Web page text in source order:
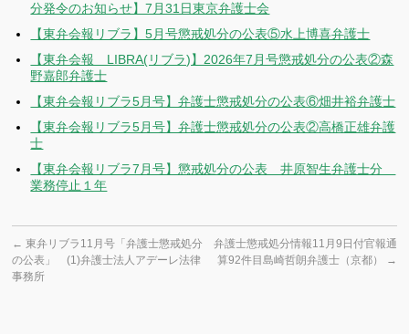
分発令のお知らせ】7月31日東京弁護士会
【東弁会報リブラ】5月号懲戒処分の公表⑤水上博喜弁護士
【東弁会報 LIBRA(リブラ)】2026年7月号懲戒処分の公表②森
野嘉郎弁護士
【東弁会報リブラ5月号】弁護士懲戒処分の公表⑥畑井裕弁護士
【東弁会報リブラ5月号】弁護士懲戒処分の公表②高橋正雄弁護
士
【東弁会報リブラ7月号】懲戒処分の公表 井原智生弁護士分
業務停止１年
← 東弁リブラ11月号「弁護士懲戒処分
の公表」 (1)弁護士法人アデーレ法律
事務所
弁護士懲戒処分情報11月9日付官報通
算92件目島崎哲朗弁護士（京都）
→